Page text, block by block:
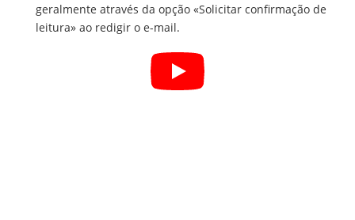
geralmente através da opção «Solicitar confirmação de
leitura» ao redigir o e-mail.